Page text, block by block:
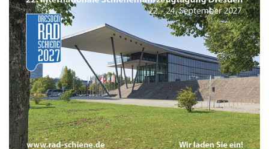
Fremdsprachen
Jobs, Praktika,
Arbeit